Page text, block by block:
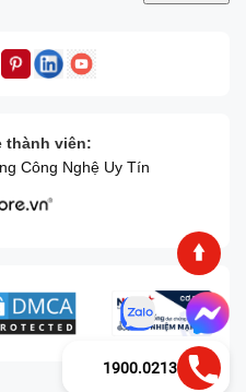
thành viên:
Công Nghệ Uy Tín
1900.0213